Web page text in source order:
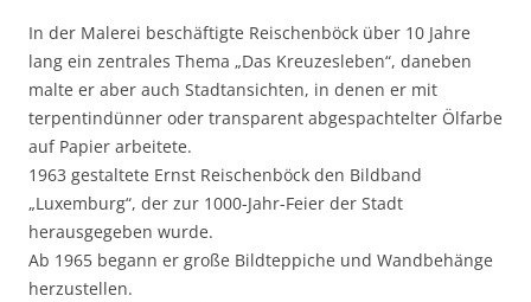
In der Malerei beschäftigte Reischenböck über 10 Jahre
lang ein zentrales Thema „Das Kreuzesleben“, daneben
malte er aber auch Stadtansichten, in denen er mit
terpentindünner oder transparent abgespachtelter Ölfarbe
auf Papier arbeitete.
1963 gestaltete Ernst Reischenböck den Bildband
„Luxemburg“, der zur 1000-Jahr-Feier der Stadt
herausgegeben wurde.
Ab 1965 begann er große Bildteppiche und Wandbehänge
herzustellen.